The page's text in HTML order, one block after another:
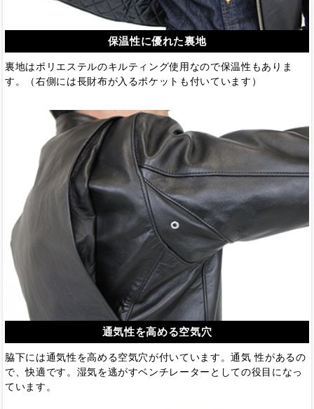
保温性に優れた裏地
裏地はポリエステルのキルティング使用なので保温性もありま
す。（右側には長財布が入るポケットも付いています）
通気性を高める空気穴
脇下には通気性を高める空気穴が付いています。通気 性があるの
で、快適です。湿気を逃がすベンチレーターとしての役目になっ
ています。